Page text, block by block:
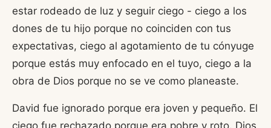
estar rodeado de luz y seguir ciego - ciego a los
dones de tu hijo porque no coinciden con tus
expectativas, ciego al agotamiento de tu cónyuge
porque estás muy enfocado en el tuyo, ciego a la
obra de Dios porque no se ve como planeaste.
David fue ignorado porque era joven y pequeño. El
ciego fue rechazado porque era pobre y roto. Dios